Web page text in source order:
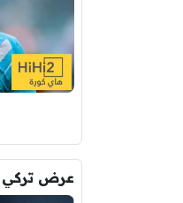
عرض تركي